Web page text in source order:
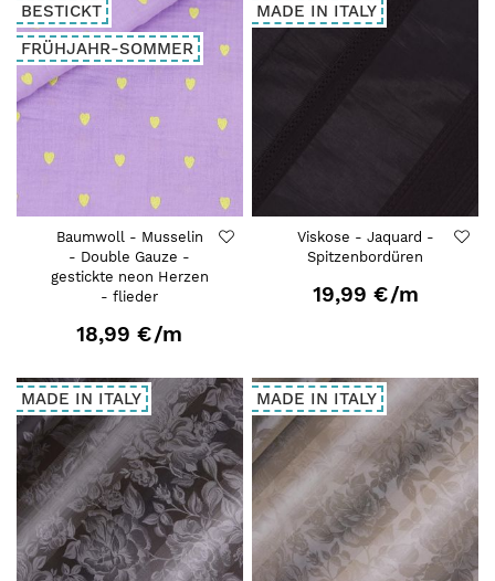
BESTICKT
FRÜHJAHR-SOMMER
Baumwoll - Musselin
- Double Gauze -
gestickte neon Herzen
- flieder
18,99 €/m
MADE IN ITALY
Viskose - Jaquard -
Spitzenbordüren
19,99 €/m
MADE IN ITALY MADE IN ITALY